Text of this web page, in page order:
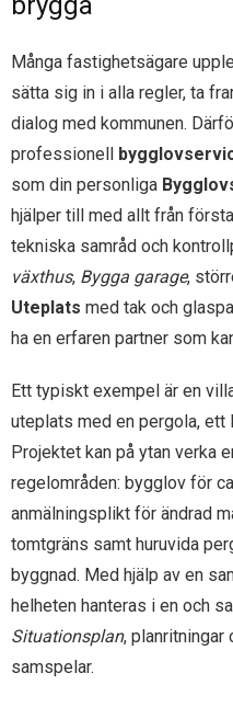
Många fastighetsägare
sätta sig in i alla regler, ta
dialog med kommunen.
professionell
som din personliga
hjälper till med allt från
tekniska samråd och
växthus, Bygga garage,
Uteplats med tak och
ha en erfaren partner som
Ett typiskt exempel är en
uteplats med en pergola, ett
Projektet kan på ytan verka
regelområden: bygglov för
anmälningsplikt för ändrad
tomtgräns samt huruvida
byggnad. Med hjälp av en
helheten hanteras i en och
Situationsplan, planritningar
samspelar.